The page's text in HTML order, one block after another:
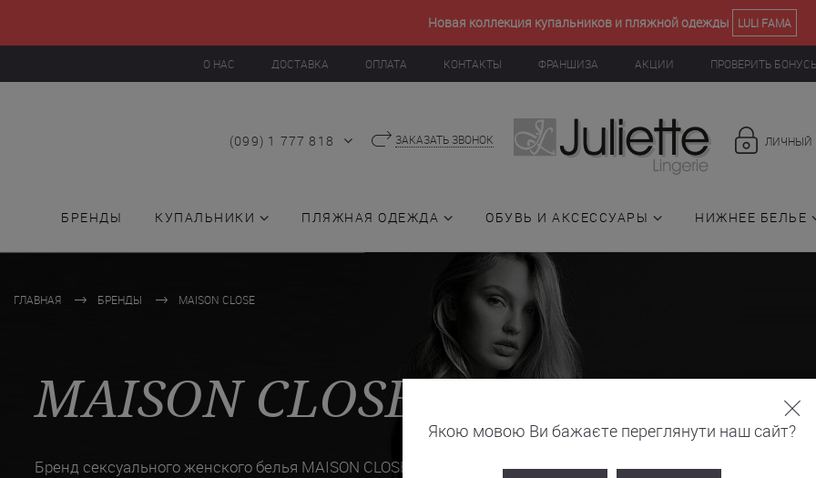
Новая коллекция купальников и пляжной одежды LULI FAMA
О НАС ДОСТАВКА ОПЛАТА КОНТАКТЫ ФРАНШИЗА АКЦИИ ПРОВЕРИТЬ
(099) 1 777 818 ЗАКАЗАТЬ ЗВОНОК ЛИЧНЫЙ
БРЕНДЫ КУПАЛЬНИКИ ПЛЯЖНАЯ ОДЕЖДА ОБУВЬ И АКСЕССУАРЫ НИЖНЕЕ БЕЛЬЕ
ГЛАВНАЯ БРЕНДЫ MAISON CLOSE
MAISON CLOSE
Бренд сексуального женского белья MAISON CLOSE, родом из Франции,
Якою мовою Ви бажаєте переглянути наш сайт?